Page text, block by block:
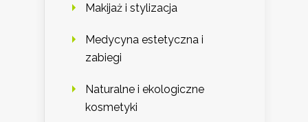
Makijaż i stylizacja
Medycyna estetyczna i
zabiegi
Naturalne i ekologiczne
kosmetyki